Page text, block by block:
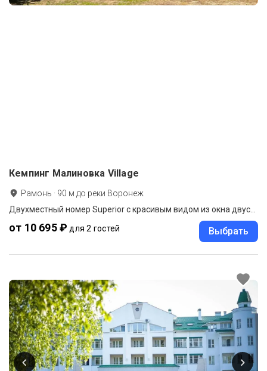
Кемпинг Малиновка Village
Рамонь · 90 м до реки Воронеж
от 10 695 ₽ для 2 гостей Выбрать